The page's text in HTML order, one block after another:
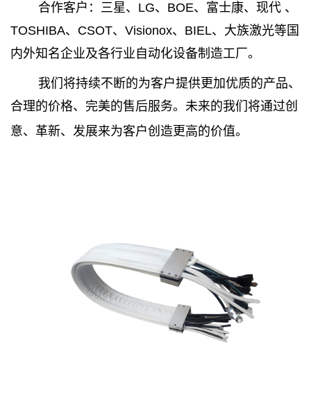
合作客户：三星、LG、BOE、富士康、现代 、
TOSHIBA、CSOT、Visionox、BIEL、大族激光等国
内外知名企业及各行业自动化设备制造工厂。
我们将持续不断的为客户提供更加优质的产品、
合理的价格、完美的售后服务。未来的我们将通过创
意、革新、发展来为客户创造更高的价值。